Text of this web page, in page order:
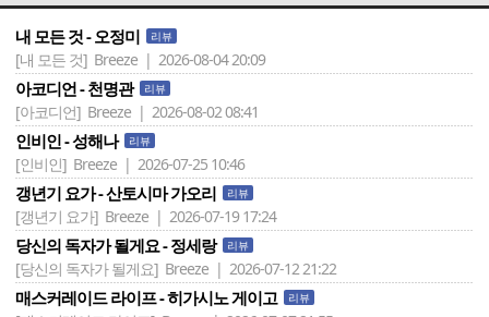
내 모든 것 - 오정미 리뷰
[내 모든 것] Breeze | 2026-08-04 20:09
아코디언 - 천명관 리뷰
[아코디언] Breeze | 2026-08-02 08:41
인비인 - 성해나 리뷰
[인비인] Breeze | 2026-07-25 10:46
갱년기 요가 - 산토시마 가오리 리뷰
[갱년기 요가] Breeze | 2026-07-19 17:24
당신의 독자가 될게요 - 정세랑 리뷰
[당신의 독자가 될게요] Breeze | 2026-07-12 21:22
매스커레이드 라이프 - 히가시노 게이고 리뷰